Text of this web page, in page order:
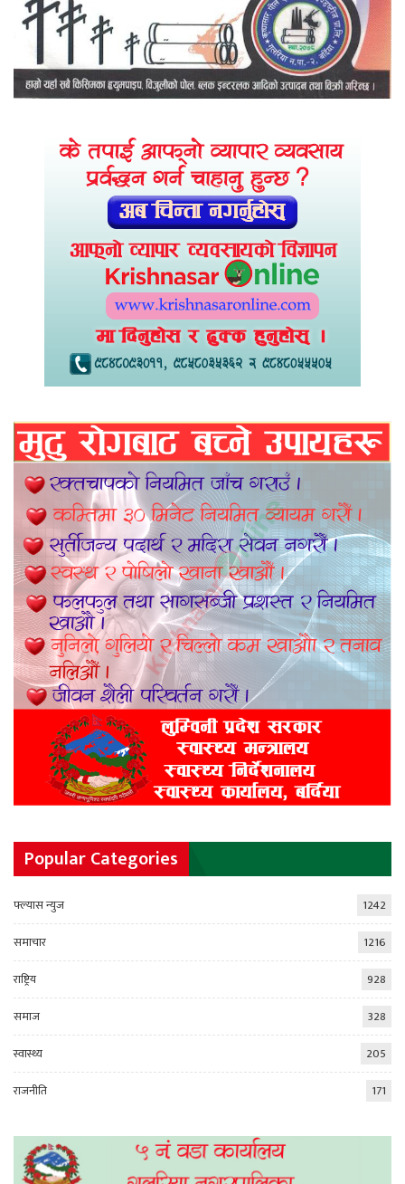
Popular Categories
फ्ल्यास न्युज
1242
समाचार
1216
राष्ट्रिय
928
समाज
328
स्वास्थ्य
205
राजनीति
171